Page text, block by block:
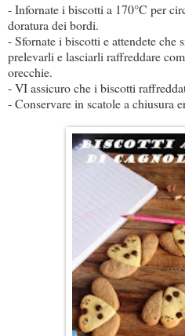
- Infornate i biscotti a 170°C per
doratura dei bordi.
- Sfornate i biscotti e attendete che
prelevarli e lasciarli raffreddare
orecchie.
- VI assicuro che i biscotti
- Conservare in scatole a chiusura